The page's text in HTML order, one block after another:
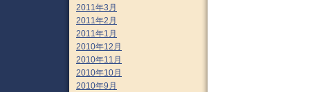
2011年3月
2011年2月
2011年1月
2010年12月
2010年11月
2010年10月
2010年9月